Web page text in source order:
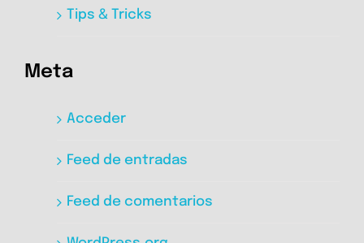
Tips & Tricks
Meta
Acceder
Feed de entradas
Feed de comentarios